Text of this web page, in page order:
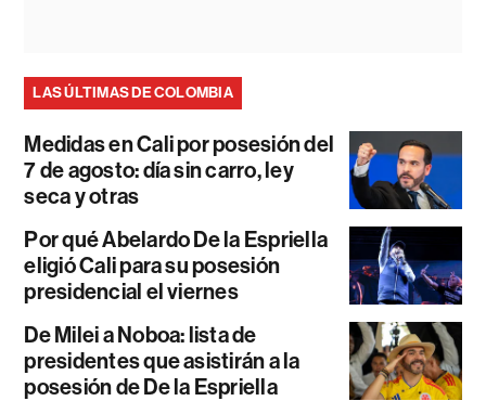
LAS ÚLTIMAS DE COLOMBIA
Medidas en Cali por posesión del
7 de agosto: día sin carro, ley
seca y otras
Por qué Abelardo De la Espriella
eligió Cali para su posesión
presidencial el viernes
De Milei a Noboa: lista de
presidentes que asistirán a la
posesión de De la Espriella